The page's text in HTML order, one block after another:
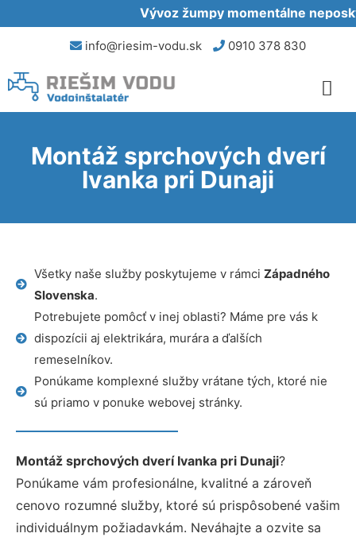
Vývoz žumpy momentálne
info@riesim-vodu.sk 0910 378 830
Montáž sprchových dverí
Ivanka pri Dunaji
Všetky naše služby poskytujeme v rámci Západného
Slovenska.
Potrebujete pomôcť v inej oblasti? Máme pre vás k
dispozícii aj elektrikára, murára a ďalších
remeselníkov.
Ponúkame komplexné služby vrátane tých, ktoré nie
sú priamo v ponuke webovej stránky.
Montáž sprchových dverí Ivanka pri Dunaji?
Ponúkame vám profesionálne, kvalitné a zároveň
cenovo rozumné služby, ktoré sú prispôsobené vašim
individuálnym požiadavkám. Neváhajte a ozvite sa